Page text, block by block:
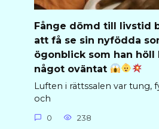
Fånge dömd till livstid
att få se sin nyfödda
ögonblick som han höll
något oväntat
Luften i rättssalen var tung,
och
0 238